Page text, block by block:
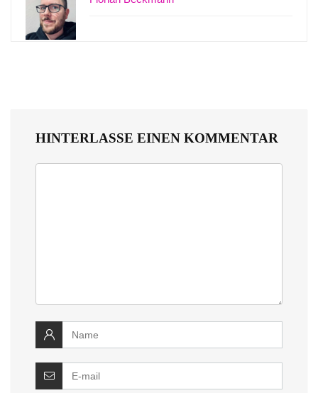
HINTERLASSE EINEN KOMMENTAR